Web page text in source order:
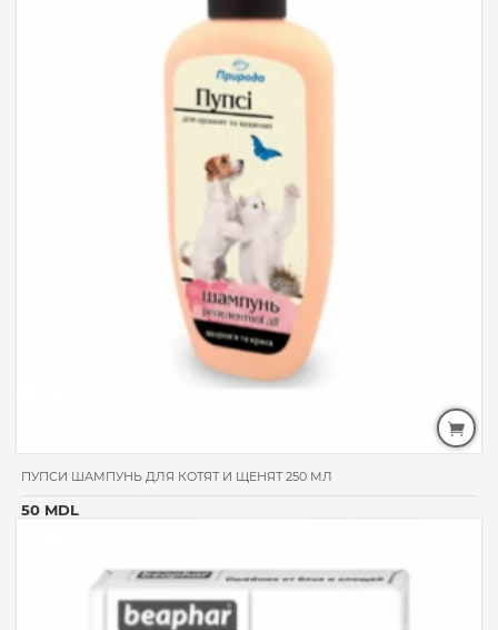
ПУПСИ ШАМПУНЬ ДЛЯ КОТЯТ И ЩЕНЯТ 250 МЛ
50 MDL